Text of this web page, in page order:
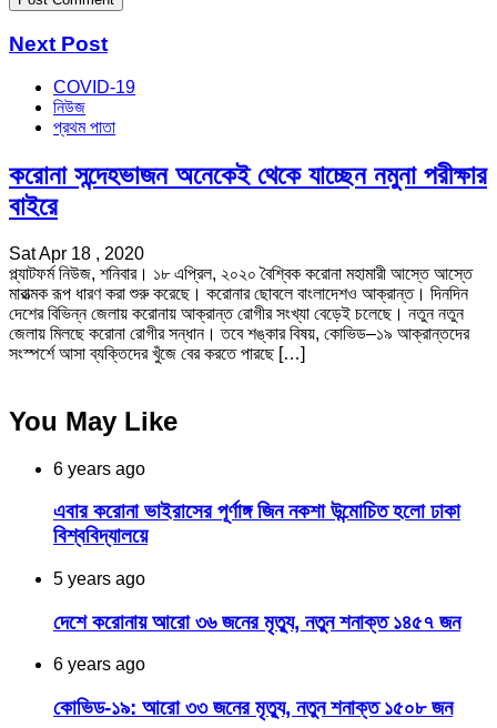
Next Post
COVID-19
নিউজ
প্রথম পাতা
করোনা সন্দেহভাজন অনেকেই থেকে যাচ্ছেন নমুনা পরীক্ষার
বাইরে
Sat Apr 18 , 2020
প্ল্যাটফর্ম নিউজ, শনিবার। ১৮ এপ্রিল, ২০২০ বৈশ্বিক করোনা মহামারী আস্তে আস্তে
মারাত্মক রূপ ধারণ করা শুরু করেছে। করোনার ছোবলে বাংলাদেশও আক্রান্ত। দিনদিন
দেশের বিভিন্ন জেলায় করোনায় আক্রান্ত রোগীর সংখ্যা বেড়েই চলেছে। নতুন নতুন
জেলায় মিলছে করোনা রোগীর সন্ধান। তবে শঙ্কার বিষয়, কোভিড–১৯ আক্রান্তদের
সংস্পর্শে আসা ব্যক্তিদের খুঁজে বের করতে পারছে […]
You May Like
6 years ago
এবার করোনা ভাইরাসের পূর্ণাঙ্গ জিন নকশা উন্মোচিত হলো ঢাকা
বিশ্ববিদ্যালয়ে
5 years ago
দেশে করোনায় আরো ৩৬ জনের মৃত্যু, নতুন শনাক্ত ১৪৫৭ জন
6 years ago
কোভিড-১৯: আরো ৩৩ জনের মৃত্যু, নতুন শনাক্ত ১৫০৮ জন